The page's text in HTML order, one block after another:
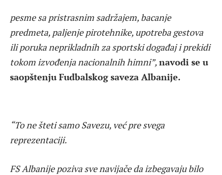
pesme sa pristrasnim sadržajem, bacanje
predmeta, paljenje pirotehnike, upotreba gestova
ili poruka neprikladnih za sportski događaj i prekidi
tokom izvođenja nacionalnih himni”, navodi se u
saopštenju Fudbalskog saveza Albanije.
“To ne šteti samo Savezu, već pre svega
reprezentaciji.
FS Albanije poziva sve navijače da izbegavaju bilo